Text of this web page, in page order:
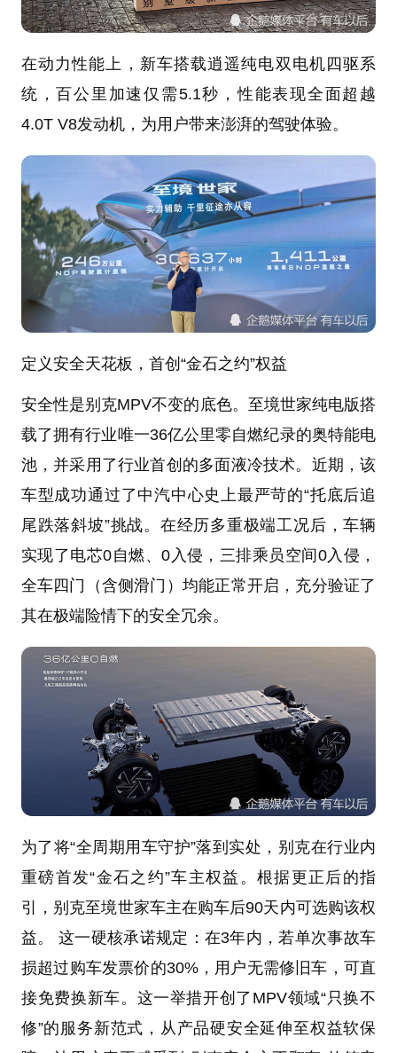
在动力性能上，新车搭载逍遥纯电双电机四驱系
统，百公里加速仅需5.1秒，性能表现全面超越
4.0T V8发动机，为用户带来澎湃的驾驶体验。
定义安全天花板，首创“金石之约”权益
安全性是别克MPV不变的底色。至境世家纯电版搭
载了拥有行业唯一36亿公里零自燃纪录的奥特能电
池，并采用了行业首创的多面液冷技术。近期，该
车型成功通过了中汽中心史上最严苛的“托底后追
尾跌落斜坡”挑战。在经历多重极端工况后，车辆
实现了电芯0自燃、0入侵，三排乘员空间0入侵，
全车四门（含侧滑门）均能正常开启，充分验证了
其在极端险情下的安全冗余。
为了将“全周期用车守护”落到实处，别克在行业内
重磅首发“金石之约”车主权益。根据更正后的指
引，别克至境世家车主在购车后90天内可选购该权
益。 这一硬核承诺规定：在3年内，若单次事故车
损超过购车发票价的30%，用户无需修旧车，可直
接免费换新车。这一举措开创了MPV领域“只换不
修”的服务新范式，从产品硬安全延伸至权益软保